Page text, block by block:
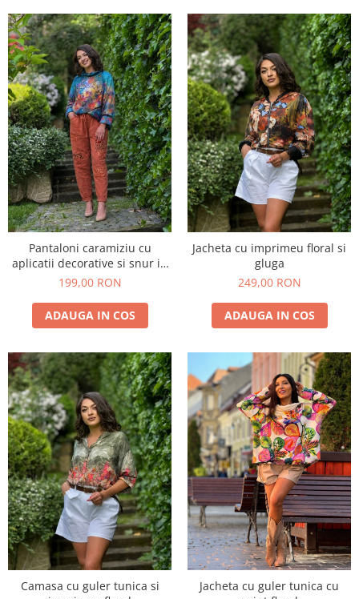
Pantaloni caramiziu cu
aplicatii decorative si snur in
talie
199,00 RON
ADAUGA IN COS
Jacheta cu imprimeu floral si
gluga
249,00 RON
ADAUGA IN COS
Camasa cu guler tunica si
Jacheta cu guler tunica cu